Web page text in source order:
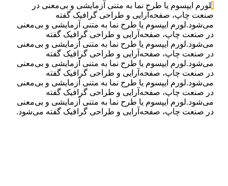
للورم ایپسوم یا طرح‌ نما به متنی آزمایشی و بی‌معنی در
صنعت چاپ، صفحه‌آرایی و طراحی گرافیک گفته
می‌شود.لورم ایپسوم یا طرح‌ نما به متنی آزمایشی و بی‌معنی
در صنعت چاپ، صفحه‌آرایی و طراحی گرافیک گفته
می‌شود.لورم ایپسوم یا طرح‌ نما به متنی آزمایشی و بی‌معنی
در صنعت چاپ، صفحه‌آرایی و طراحی گرافیک گفته
می‌شود.لورم ایپسوم یا طرح‌ نما به متنی آزمایشی و بی‌معنی
در صنعت چاپ، صفحه‌آرایی و طراحی گرافیک گفته
می‌شود.لورم ایپسوم یا طرح‌ نما به متنی آزمایشی و بی‌معنی
در صنعت چاپ، صفحه‌آرایی و طراحی گرافیک گفته
می‌شود.لورم ایپسوم یا طرح‌ نما به متنی آزمایشی و بی‌معنی
در صنعت چاپ، صفحه‌آرایی و طراحی گرافیک گفته می‌شود.